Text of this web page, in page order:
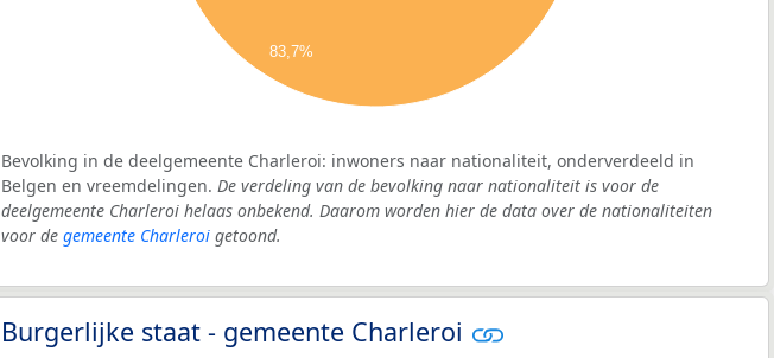
83,7%
Bevolking in de deelgemeente Charleroi: inwoners naar nationaliteit, onderverdeeld in
Belgen en vreemdelingen. De verdeling van de bevolking naar nationaliteit is voor de
deelgemeente Charleroi helaas onbekend. Daarom worden hier de data over de nationaliteiten
voor de gemeente Charleroi getoond.
Burgerlijke staat - gemeente Charleroi